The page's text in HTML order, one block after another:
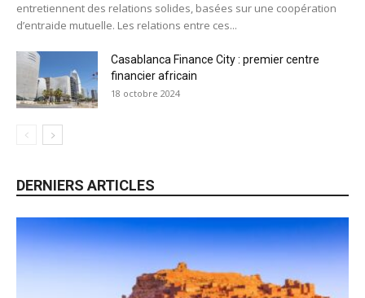
entretiennent des relations solides, basées sur une coopération
d’entraide mutuelle. Les relations entre ces...
Casablanca Finance City : premier centre
financier africain
18 octobre 2024
DERNIERS ARTICLES